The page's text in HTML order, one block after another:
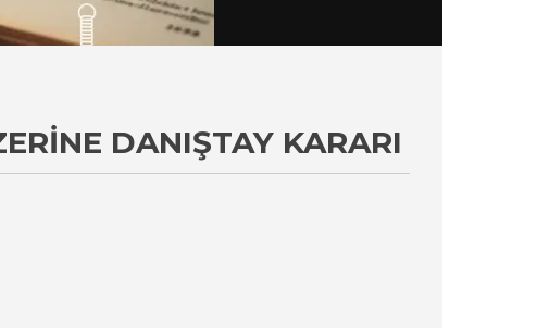
DANIŞTAY KARARI